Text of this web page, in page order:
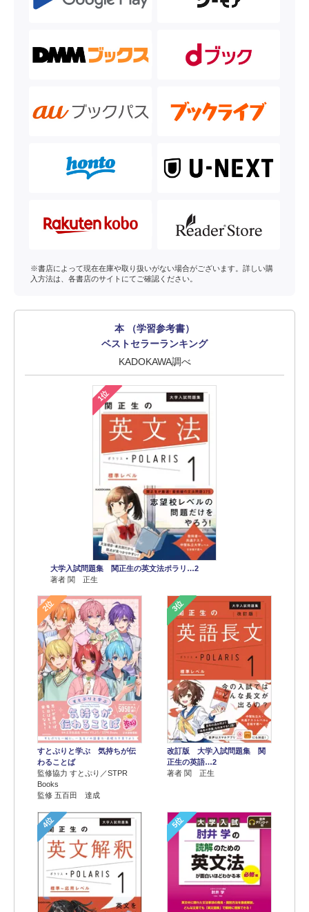
※書店によって現在在庫や取り扱いがない場合がございます。詳しい購
入方法は、各書店のサイトにてご確認ください。
本 （学習参考書）
ベストセラーランキング
KADOKAWA調べ
1位
大学入試問題集 関正生の英文法ポラリ…2
著者 関 正生
2位
すとぷりと学ぶ 気持ちが伝
わることば
監修協力 すとぷり／STPR
Books
監修 五百田 達成
3位
改訂版 大学入試問題集 関
正生の英語…2
著者 関 正生
4位 5位